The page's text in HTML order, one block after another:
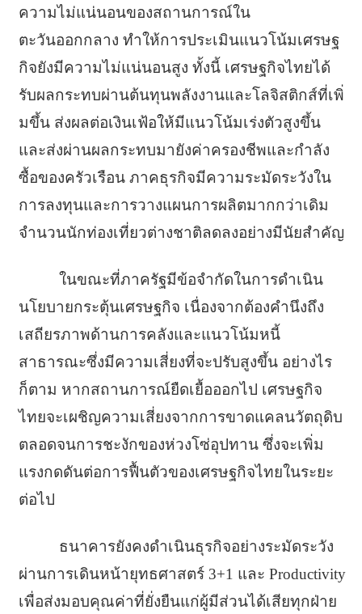
ความไม่แน่นอนของสถานการณ์ใน
ตะวันออกกลาง ทำให้การประเมินแนวโน้มเศรษฐ
กิจยังมีความไม่แน่นอนสูง ทั้งนี้ เศรษฐกิจไทยได้
รับผลกระทบผ่านต้นทุนพลังงานและโลจิสติกส์ที่เพิ่
มขึ้น ส่งผลต่อเงินเฟ้อให้มีแนวโน้มเร่งตัวสูงขึ้น
และส่งผ่านผลกระทบมายังค่าครองชีพและกำลัง
ซื้อของครัวเรือน ภาคธุรกิจมีความระมัดระวังใน
การลงทุนและการวางแผนการผลิตมากกว่าเดิม
จำนวนนักท่องเที่ยวต่างชาติลดลงอย่างมีนัยสำคัญ
ในขณะที่ภาครัฐมีข้อจำกัดในการดำเนิน
นโยบายกระตุ้นเศรษฐกิจ เนื่องจากต้องคำนึงถึง
เสถียรภาพด้านการคลังและแนวโน้มหนี้
สาธารณะซึ่งมีความเสี่ยงที่จะปรับสูงขึ้น อย่างไร
ก็ตาม หากสถานการณ์ยืดเยื้อออกไป เศรษฐกิจ
ไทยจะเผชิญความเสี่ยงจากการขาดแคลนวัตถุดิบ
ตลอดจนการชะงักของห่วงโซ่อุปทาน ซึ่งจะเพิ่ม
แรงกดดันต่อการฟื้นตัวของเศรษฐกิจไทยในระยะ
ต่อไป
ธนาคารยังคงดำเนินธุรกิจอย่างระมัดระวัง
ผ่านการเดินหน้ายุทธศาสตร์ 3+1 และ Productivity
เพื่อส่งมอบคุณค่าที่ยั่งยืนแก่ผู้มีส่วนได้เสียทุกฝ่าย